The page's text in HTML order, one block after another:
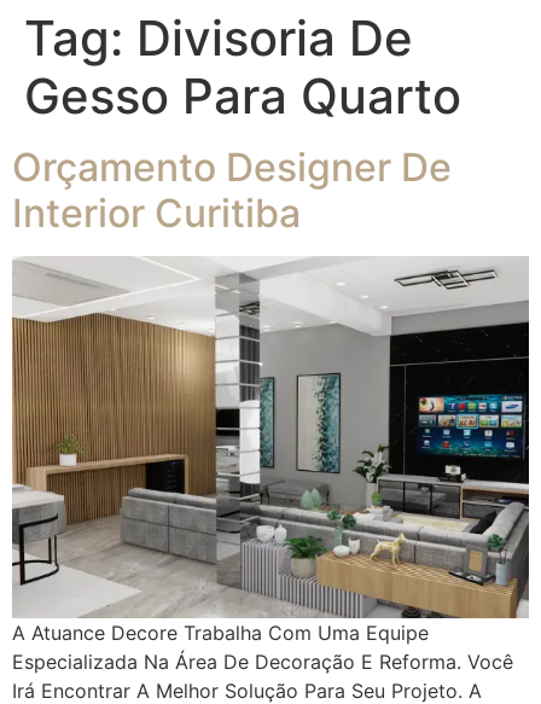
Tag: Divisoria De
Gesso Para Quarto
Orçamento Designer De
Interior Curitiba
A Atuance Decore Trabalha Com Uma Equipe
Especializada Na Área De Decoração E Reforma. Você
Irá Encontrar A Melhor Solução Para Seu Projeto. A